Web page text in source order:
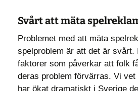
Svårt att mäta
Problemet med att mäta
spelproblem är att det är svårt.
faktorer som påverkar att folk
deras problem förvärras. Vi
har ökat dramatiskt i Sverige